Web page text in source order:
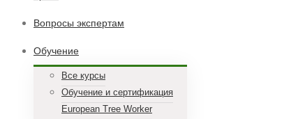
Вопросы экспертам
Обучение
Все курсы
Обучение и сертификация
European Tree Worker